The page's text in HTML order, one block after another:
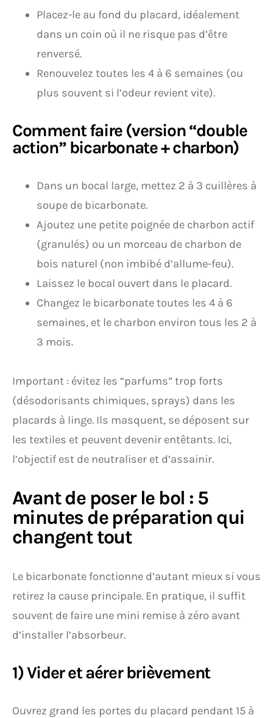
Placez-le au fond du placard, idéalement
dans un coin où il ne risque pas d’être
renversé.
Renouvelez toutes les 4 à 6 semaines (ou
plus souvent si l’odeur revient vite).
Comment faire (version “double
action” bicarbonate + charbon)
Dans un bocal large, mettez 2 à 3 cuillères à
soupe de bicarbonate.
Ajoutez une petite poignée de charbon actif
(granulés) ou un morceau de charbon de
bois naturel (non imbibé d’allume-feu).
Laissez le bocal ouvert dans le placard.
Changez le bicarbonate toutes les 4 à 6
semaines, et le charbon environ tous les 2 à
3 mois.
Important : évitez les “parfums” trop forts
(désodorisants chimiques, sprays) dans les
placards à linge. Ils masquent, se déposent sur
les textiles et peuvent devenir entêtants. Ici,
l’objectif est de neutraliser et d’assainir.
Avant de poser le bol : 5
minutes de préparation qui
changent tout
Le bicarbonate fonctionne d’autant mieux si vous
retirez la cause principale. En pratique, il suffit
souvent de faire une mini remise à zéro avant
d’installer l’absorbeur.
1) Vider et aérer brièvement
Ouvrez grand les portes du placard pendant 15 à